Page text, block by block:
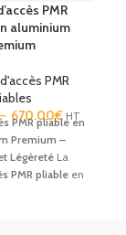
PMR
aluminium
PMR
670.00€ HT
PMR pliable en
Premium –
LégèretéLa
PMR pliableen